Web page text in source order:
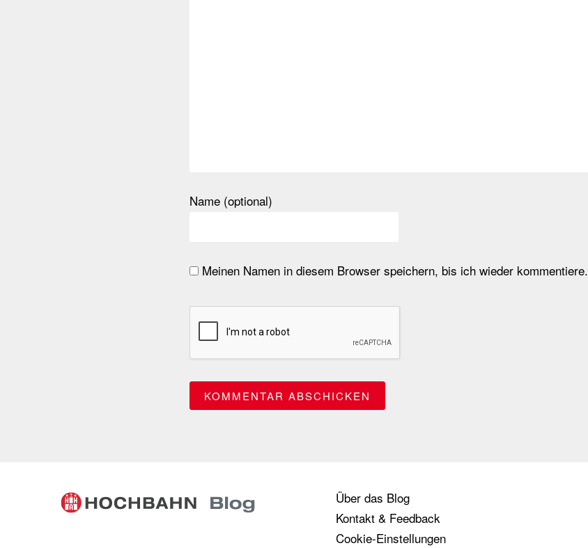
Name (optional)
Meinen Namen in diesem Browser speichern, bis ich wieder kommentiere.
Über das Blog
Kontakt & Feedback
Cookie-Einstellungen